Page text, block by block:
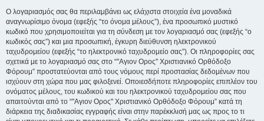
Ο λογαριασμός σας θα περιλαμβάνει ως ελάχιστα στοιχεία ένα μοναδικά
αναγνωρίσιμο όνομα (εφεξής “το όνομα μέλους”), ένα προσωπικό μυστικό
κωδικό που χρησιμοποιείται για τη σύνδεση με τον λογαριασμό σας (εφεξής “ο
κωδικός σας”) και μια προσωπική, έγκυρη διεύθυνση ηλεκτρονικού
ταχυδρομείου (εφεξής “το ηλεκτρονικό ταχυδρομείο σας”). Οι πληροφορίες σας
σχετικά με το λογαριασμό σας στο “"Αγιον Ορος" Χριστιανικό Ορθόδοξο
Φόρουμ” προστατεύονται από τους νόμους περί προστασίας δεδομένων που
ισχύουν στη χώρα που μας φιλοξενεί. Οποιεσδήποτε πληροφορίες επιπλέον του
ονόματος μέλους, του κωδικού και του ηλεκτρονικού ταχυδρομείου σας που
απαιτούνται από το “"Αγιον Ορος" Χριστιανικό Ορθόδοξο Φόρουμ” κατά τη
διάρκεια της διαδικασίας εγγραφής είναι στην παρέκκλισή μας ως προς το τι